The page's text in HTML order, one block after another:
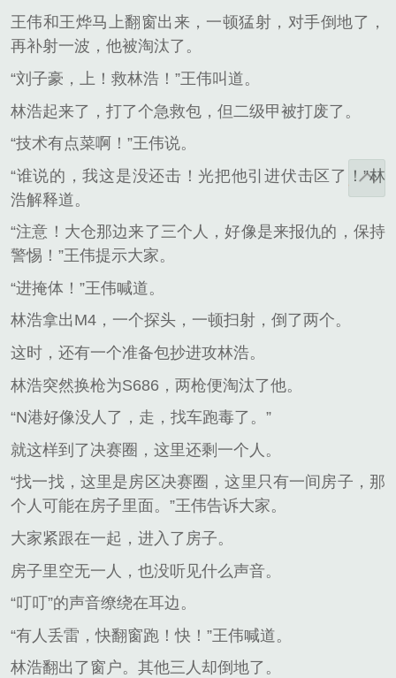
王伟和王烨马上翻窗出来，一顿猛射，对手倒地了，
再补射一波，他被淘汰了。
“刘子豪，上！救林浩！”王伟叫道。
林浩起来了，打了个急救包，但二级甲被打废了。
“技术有点菜啊！”王伟说。
“谁说的，我这是没还击！光把他引进伏击区了！”林
浩解释道。
“注意！大仓那边来了三个人，好像是来报仇的，保持
警惕！”王伟提示大家。
“进掩体！”王伟喊道。
林浩拿出M4，一个探头，一顿扫射，倒了两个。
这时，还有一个准备包抄进攻林浩。
林浩突然换枪为S686，两枪便淘汰了他。
“N港好像没人了，走，找车跑毒了。”
就这样到了决赛圈，这里还剩一个人。
“找一找，这里是房区决赛圈，这里只有一间房子，那
个人可能在房子里面。”王伟告诉大家。
大家紧跟在一起，进入了房子。
房子里空无一人，也没听见什么声音。
“叮叮”的声音缭绕在耳边。
“有人丢雷，快翻窗跑！快！”王伟喊道。
林浩翻出了窗户。其他三人却倒地了。